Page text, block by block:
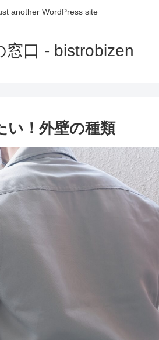
another WordPress site
窓口 - bistrobizen
い！外壁の種類